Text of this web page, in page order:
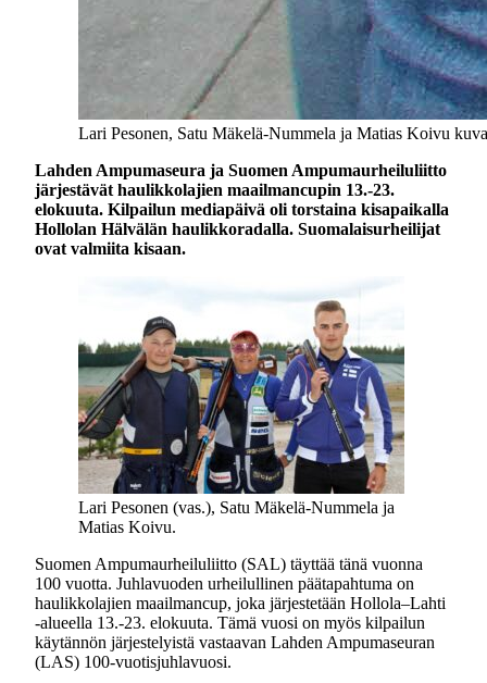
Lari Pesonen, Satu Mäkelä-Nummela ja Matias Koivu
Lahden Ampumaseura ja Suomen Ampumaurheiluliitto
järjestävät haulikkolajien maailmancupin 13.-23.
elokuuta. Kilpailun mediapäivä oli torstaina kisapaikalla
Hollolan Hälvälän haulikkoradalla. Suomalaisurheilijat
ovat valmiita kisaan.
Lari Pesonen (vas.), Satu Mäkelä-Nummela ja
Matias Koivu.
Suomen Ampumaurheiluliitto (SAL) täyttää tänä vuonna
100 vuotta. Juhlavuoden urheilullinen päätapahtuma on
haulikkolajien maailmancup, joka järjestetään Hollola–Lahti
-alueella 13.-23. elokuuta. Tämä vuosi on myös kilpailun
käytännön järjestelyistä vastaavan Lahden Ampumaseuran
(LAS) 100-vuotisjuhlavuosi.